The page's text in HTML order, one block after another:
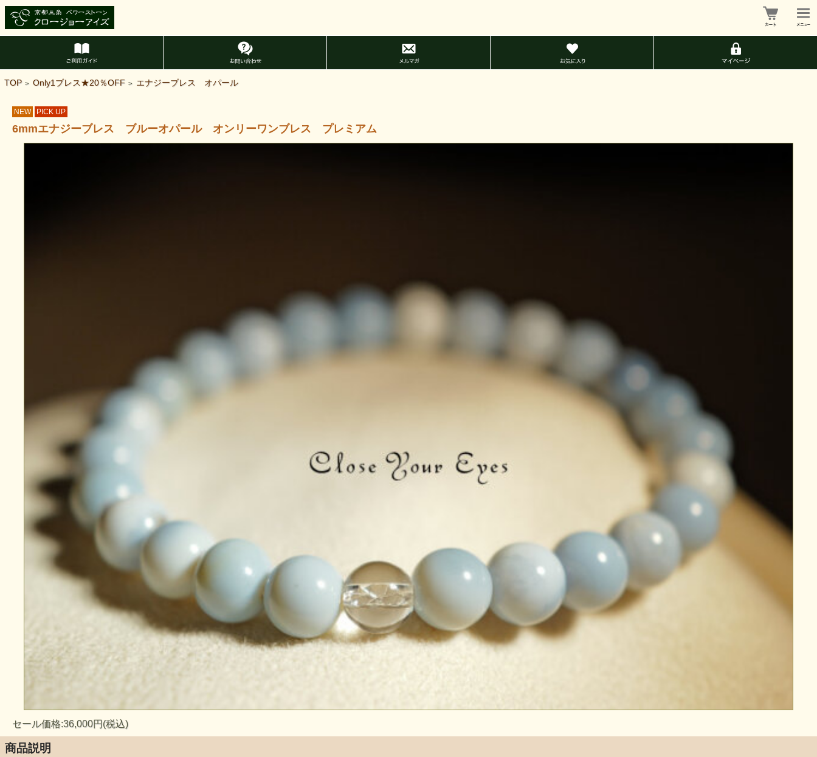
TOP > Only1ブレス★20％OFF > エナジーブレス オパール
NEW PICK UP
6mmエナジーブレス ブルーオパール オンリーワンブレス プレミアム
セール価格:36,000円(税込)
商品説明